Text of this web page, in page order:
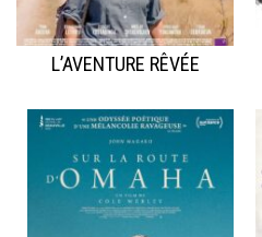
L’AVENTURE RÊVÉE